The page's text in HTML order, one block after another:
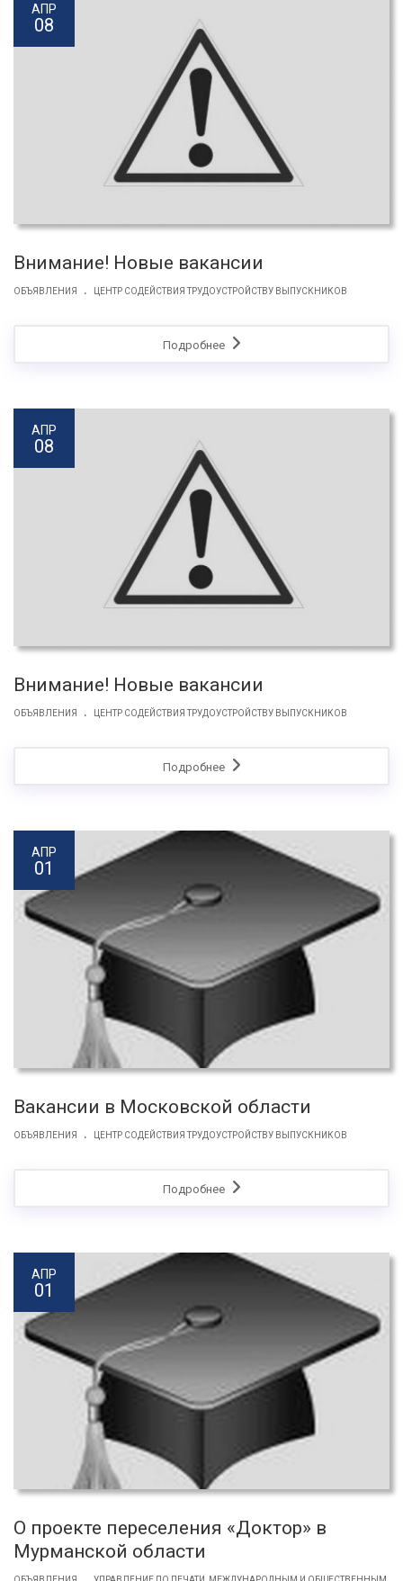
АПР
08
Внимание! Новые вакансии
ОБЪЯВЛЕНИЯ . ЦЕНТР СОДЕЙСТВИЯ ТРУДОУСТРОЙСТВУ ВЫПУСКНИКОВ
Подробнее
АПР
08
Внимание! Новые вакансии
ОБЪЯВЛЕНИЯ . ЦЕНТР СОДЕЙСТВИЯ ТРУДОУСТРОЙСТВУ ВЫПУСКНИКОВ
Подробнее
АПР
01
Вакансии в Московской области
ОБЪЯВЛЕНИЯ . ЦЕНТР СОДЕЙСТВИЯ ТРУДОУСТРОЙСТВУ ВЫПУСКНИКОВ
Подробнее
АПР
01
О проекте переселения «Доктор» в
Мурманской области